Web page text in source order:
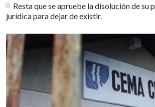
Resta que se apruebe la disolución de su
jurídica para dejar de existir.